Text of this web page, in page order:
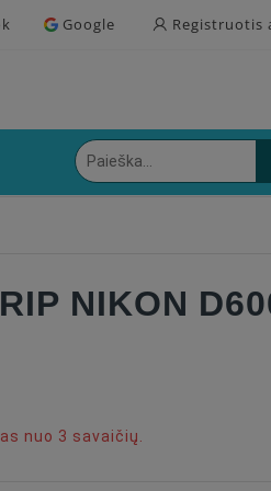
Google Registruotis
NIKON
nuo 3 savaičių.